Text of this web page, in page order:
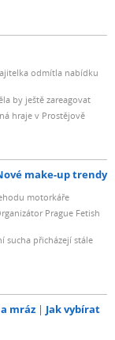
odmítla nabídku
by ještě zareagovat
hraje v Prostějově
make-up trendy
motorkáře
Prague Fetish
sucha přicházejí stále
mráz
Jak vybírat